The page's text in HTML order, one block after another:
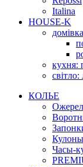
Italina
HOUSE-K
кухня:
КОЛЬЕ
Кулоны
Часы-